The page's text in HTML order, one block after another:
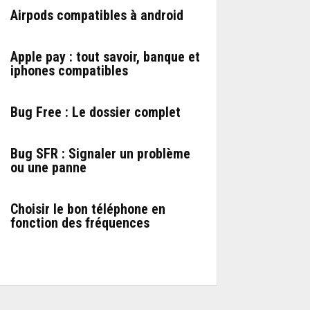
Airpods compatibles à android
Apple pay : tout savoir, banque et
iphones compatibles
Bug Free : Le dossier complet
Bug SFR : Signaler un problème
ou une panne
Choisir le bon téléphone en
fonction des fréquences